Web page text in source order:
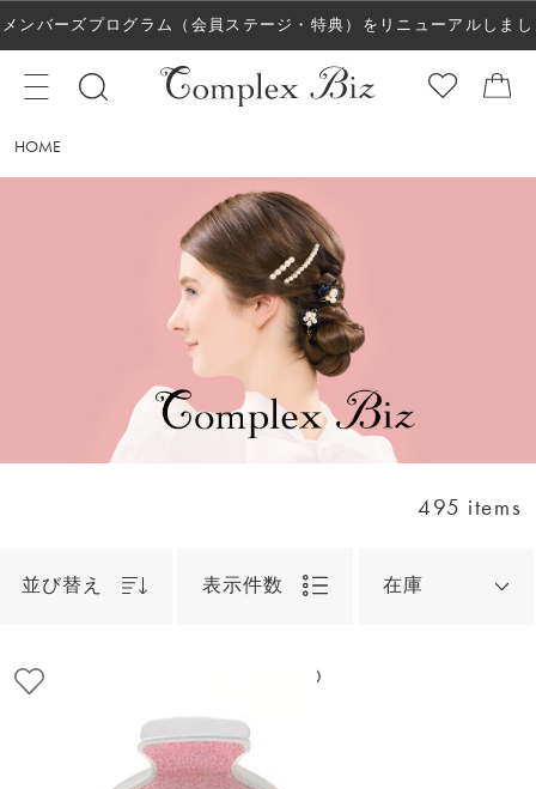
メンバーズプログラム（会員ステージ・特典）をリニューアルしまし
た！
HOME
495 items
並び替え 表示件数 在庫